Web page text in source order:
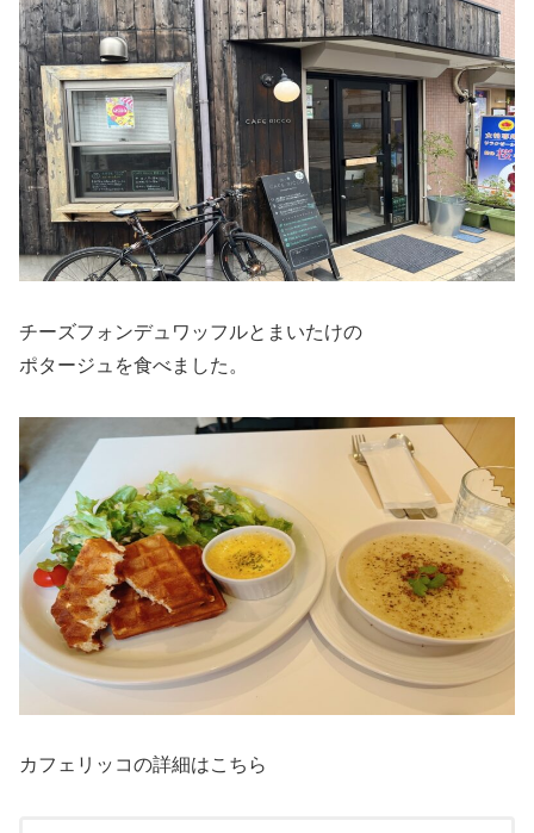
チーズフォンデュワッフルとまいたけの
ポタージュを食べました。
カフェリッコの詳細はこちら